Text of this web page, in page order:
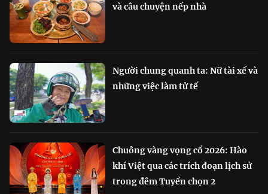
và câu chuyện nếp nhà
Người chung quanh ta: Nữ tài xế và
những việc làm tử tế
Chuông vàng vọng cổ 2026: Hào
khí Việt qua các trích đoạn lịch sử
trong đêm Tuyển chọn 2